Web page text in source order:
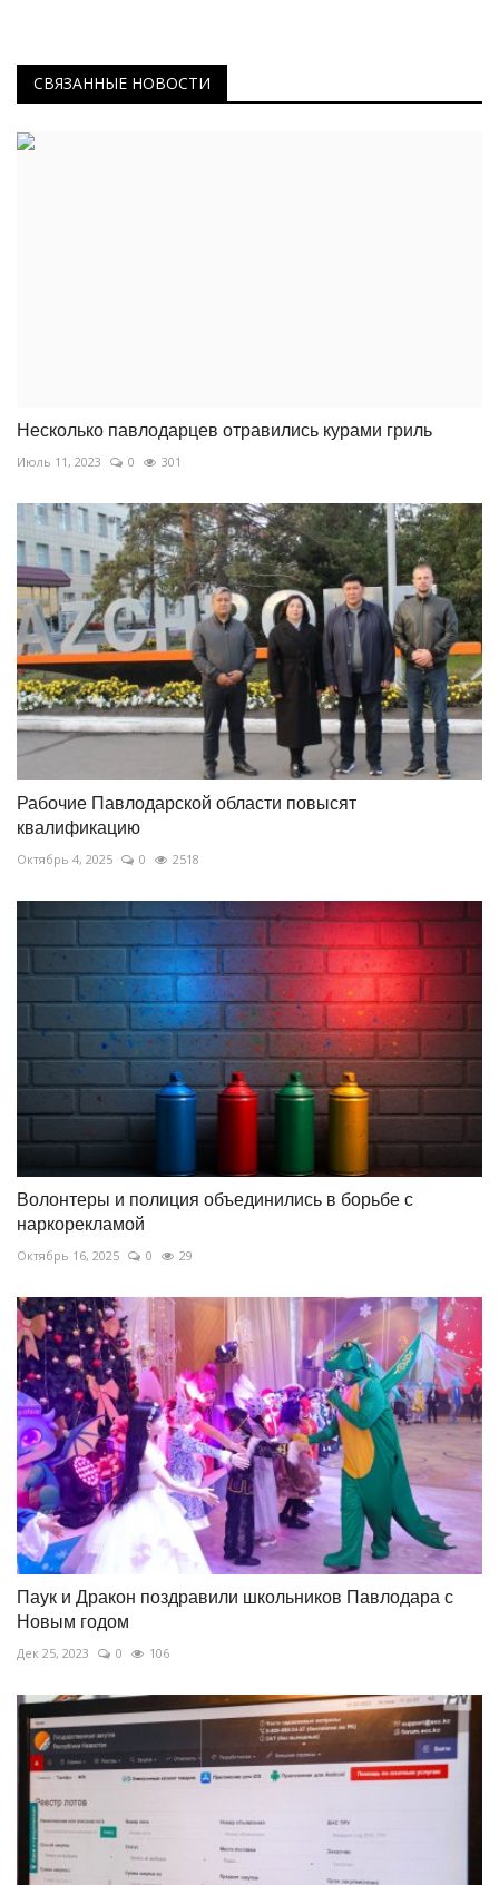
СВЯЗАННЫЕ НОВОСТИ
Несколько павлодарцев отравились курами гриль
Июль 11, 2023 0 301
Рабочие Павлодарской области повысят
квалификацию
Октябрь 4, 2025 0 2518
Волонтеры и полиция объединились в борьбе с
наркорекламой
Октябрь 16, 2025 0 29
Паук и Дракон поздравили школьников Павлодара с
Новым годом
Дек 25, 2023 0 106